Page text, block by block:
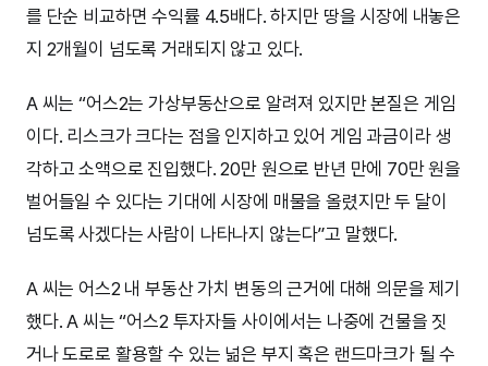
를 단순 비교하면 수익률 4.5배다. 하지만 땅을 시장에 내놓은
지 2개월이 넘도록 거래되지 않고 있다.
A 씨는 “어스2는 가상부동산으로 알려져 있지만 본질은 게임
이다. 리스크가 크다는 점을 인지하고 있어 게임 과금이라 생
각하고 소액으로 진입했다. 20만 원으로 반년 만에 70만 원을
벌어들일 수 있다는 기대에 시장에 매물을 올렸지만 두 달이
넘도록 사겠다는 사람이 나타나지 않는다”고 말했다.
A 씨는 어스2 내 부동산 가치 변동의 근거에 대해 의문을 제기
했다. A 씨는 “어스2 투자자들 사이에서는 나중에 건물을 짓
거나 도로로 활용할 수 있는 넒은 부지 혹은 랜드마크가 될 수